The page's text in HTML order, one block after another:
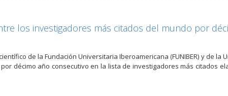
los investigadores más citados del mundo por
de la Fundación Universitaria Iberoamericana (FUNIBER) y de la
por décimo año consecutivo en la lista de investigadores más citados